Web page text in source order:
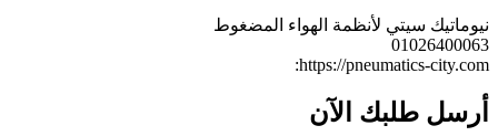
نيوماتيك سيتي لأنظمة الهواء المضغوط
01026400063
https://pneumatics-city.com:
أرسل طلبك الآن